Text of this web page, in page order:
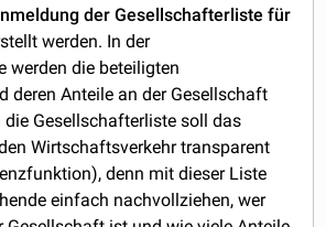
der Gesellschafterliste für
werden. In der
werden die beteiligten
deren Anteile an der Gesellschaft
Gesellschafterliste soll das
Wirtschaftsverkehr transparent
denn mit dieser Liste
einfach nachvollziehen, wer